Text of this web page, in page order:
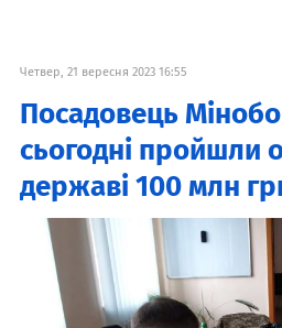
Четвер, 21 вересня 2023 16:55
Посадовець
сьогодні пройшли
державі 100 млн